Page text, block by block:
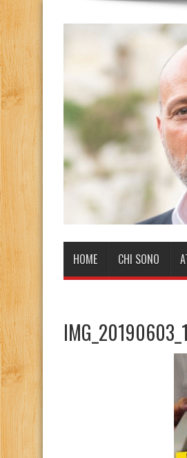
HOME CHI SONO